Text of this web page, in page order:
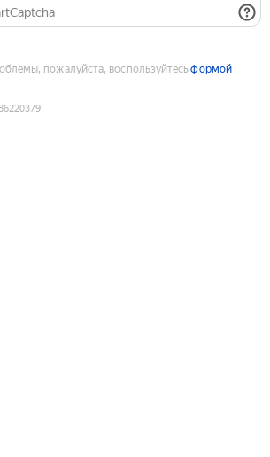
пожалуйста, воспользуйтесьформой